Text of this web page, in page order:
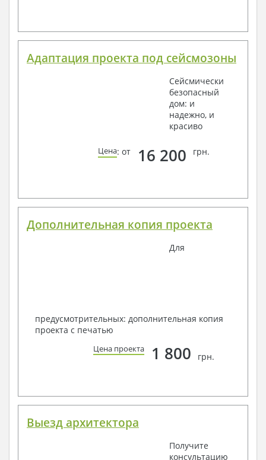
Адаптация проекта под сейсмозоны
Сейсмически
безопасный
дом: и
надежно, и
красиво
Цена: от 16 200 грн.
Дополнительная копия проекта
Для
предусмотрительных: дополнительная копия
проекта с печатью
Цена проекта 1 800 грн.
Выезд архитектора
Получите
консультацию